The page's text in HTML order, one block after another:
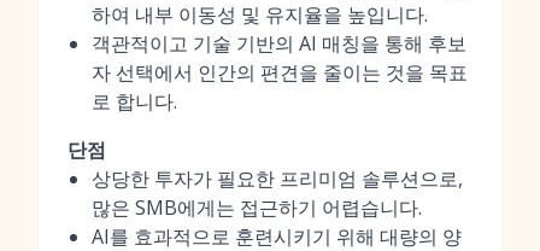
하여 내부 이동성 및 유지율을 높입니다.
객관적이고 기술 기반의 AI 매칭을 통해 후보
자 선택에서 인간의 편견을 줄이는 것을 목표
로 합니다.
단점
상당한 투자가 필요한 프리미엄 솔루션으로,
많은 SMB에게는 접근하기 어렵습니다.
AI를 효과적으로 훈련시키기 위해 대량의 양